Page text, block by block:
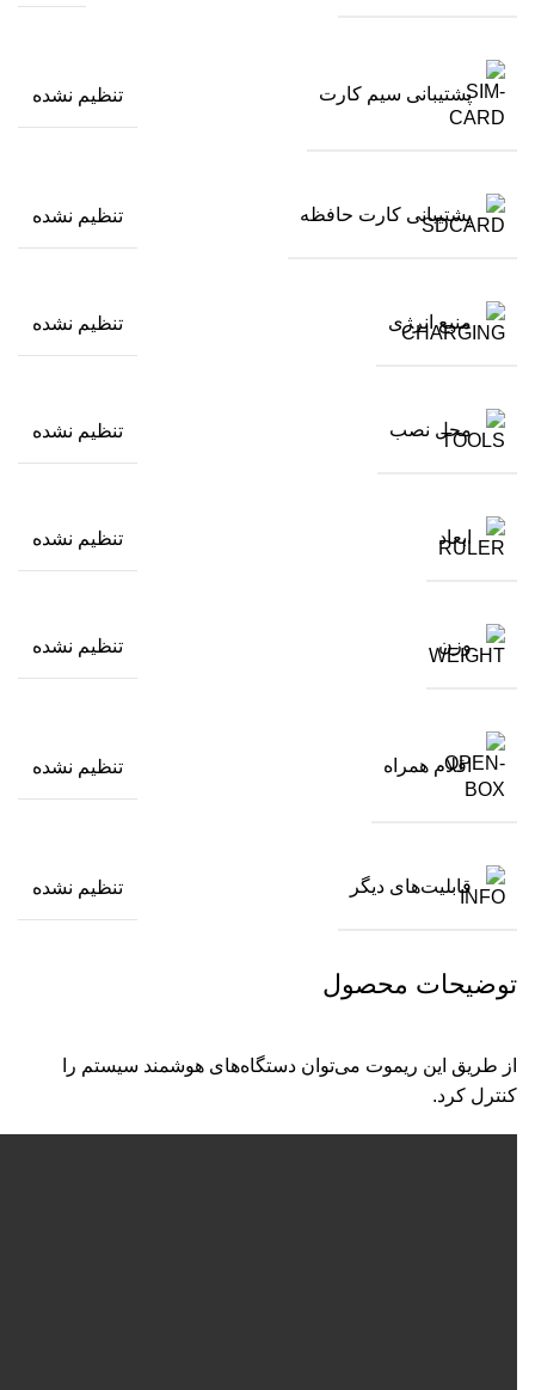
توضیحات محصول
از طریق این ریموت می‌توان دستگاه‌های هوشمند سیستم را
کنترل کرد.
پشتیبانی سیم کارت تنظیم نشده
پشتیبانی کارت حافظه تنظیم نشده
منبع انرژی تنظیم نشده
محل نصب تنظیم نشده
ابعاد تنظیم نشده
وزن تنظیم نشده
اقلام همراه تنظیم نشده
قابلیت‌های دیگر تنظیم نشده